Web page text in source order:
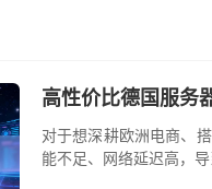
高性价比德国服务
对于想深耕欧洲电商、
能不足、网络延迟高，